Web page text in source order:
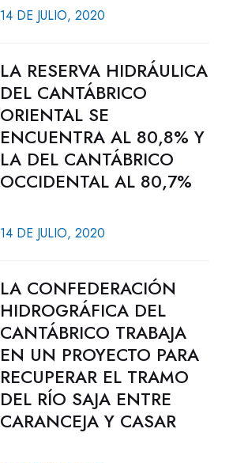
14 DE JULIO, 2020
LA RESERVA HIDRÁULICA
DEL CANTÁBRICO
ORIENTAL SE
ENCUENTRA AL 80,8% Y
LA DEL CANTÁBRICO
OCCIDENTAL AL 80,7%
14 DE JULIO, 2020
LA CONFEDERACIÓN
HIDROGRÁFICA DEL
CANTÁBRICO TRABAJA
EN UN PROYECTO PARA
RECUPERAR EL TRAMO
DEL RÍO SAJA ENTRE
CARANCEJA Y CASAR